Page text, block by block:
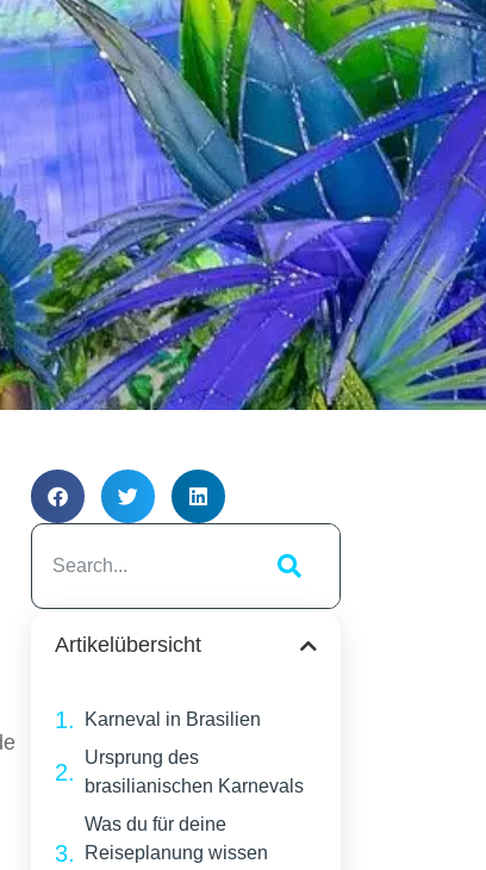
Artikelübersicht
Karneval in Brasilien
Ursprung des
brasilianischen Karnevals
Was du für deine
Reiseplanung wissen